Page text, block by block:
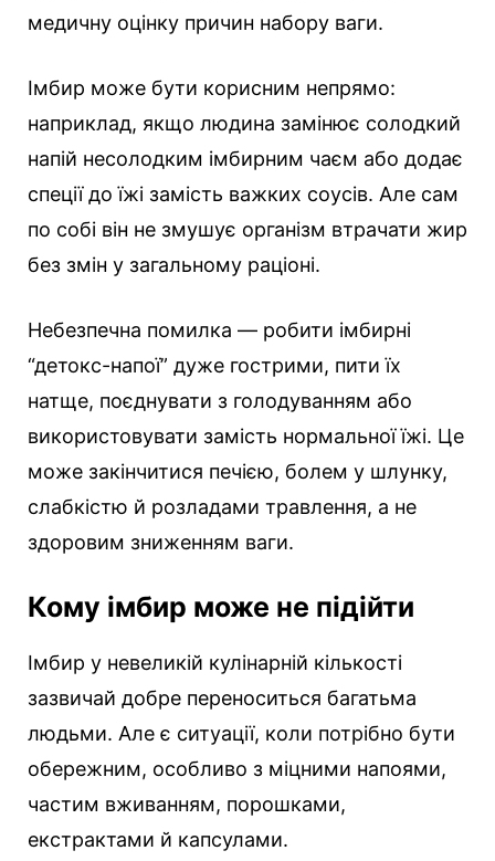
медичну оцінку причин набору ваги.
Імбир може бути корисним непрямо:
наприклад, якщо людина замінює солодкий
напій несолодким імбирним чаєм або додає
спеції до їжі замість важких соусів. Але сам
по собі він не змушує організм втрачати жир
без змін у загальному раціоні.
Небезпечна помилка — робити імбирні
“детокс-напої” дуже гострими, пити їх
натще, поєднувати з голодуванням або
використовувати замість нормальної їжі. Це
може закінчитися печією, болем у шлунку,
слабкістю й розладами травлення, а не
здоровим зниженням ваги.
Кому імбир може не підійти
Імбир у невеликій кулінарній кількості
зазвичай добре переноситься багатьма
людьми. Але є ситуації, коли потрібно бути
обережним, особливо з міцними напоями,
частим вживанням, порошками,
екстрактами й капсулами.